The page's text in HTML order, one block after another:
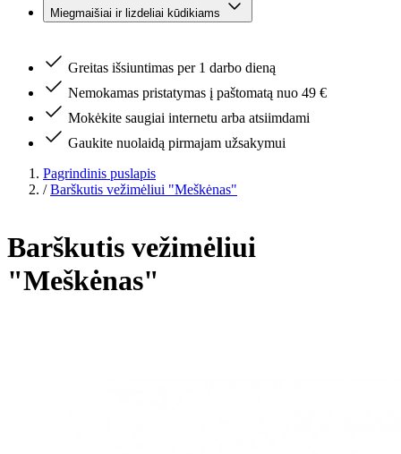
Miegmaišiai ir lizdeliai kūdikiams
Greitas išsiuntimas per 1 darbo dieną
Nemokamas pristatymas į paštomatą nuo 49 €
Mokėkite saugiai internetu arba atsiimdami
Gaukite nuolaidą pirmajam užsakymui
Pagrindinis puslapis
/ Barškutis vežimėliui "Meškėnas"
Barškutis vežimėliui
"Meškėnas"